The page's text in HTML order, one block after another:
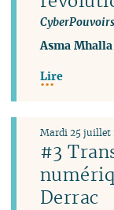
CyberPouvoirs
Asma Mhalla
Lire
#3
Derrac
Mardi 25 juillet